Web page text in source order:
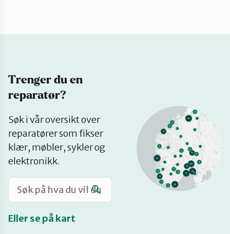
Mitt navn
Møt reparatørene
Om oss
Retten til reparasjon
Trenger du en
reparatør?
Søk i vår oversikt over
reparatører som fikser
klær, møbler, sykler og
elektronikk.
Eller se på kart
på
kart